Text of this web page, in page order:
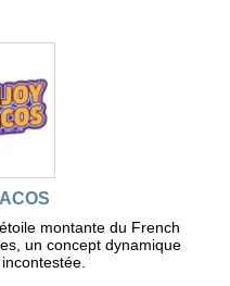
montante du French
un concept dynamique